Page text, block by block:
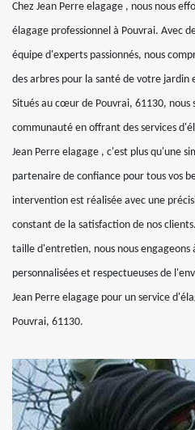
Chez Jean Perre elagage , nous nous
élagage professionnel à Pouvrai. Avec
équipe d'experts passionnés, nous
des arbres pour la santé de votre
Situés au cœur de Pouvrai, 61130, nous
communauté en offrant des services
Jean Perre elagage , c'est plus qu'une
partenaire de confiance pour tous vos
intervention est réalisée avec une
constant de la satisfaction de nos
taille d'entretien, nous nous engageons
personnalisées et respectueuses de
Jean Perre elagage pour un service
Pouvrai, 61130.